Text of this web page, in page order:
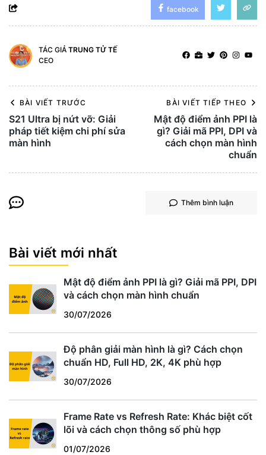
facebook
TÁC GIẢ TRUNG TỬ TẾ
CEO
BÀI VIẾT TRƯỚC
S21 Ultra bị nứt vỡ: Giải
pháp tiết kiệm chi phí sửa
màn hình
BÀI VIẾT TIẾP THEO
Mật độ điểm ảnh PPI là
gì? Giải mã PPI, DPI và
cách chọn màn hình
chuẩn
Thêm bình luận
Bài viết mới nhất
Mật độ điểm ảnh PPI là gì? Giải mã PPI, DPI
và cách chọn màn hình chuẩn
30/07/2026
Độ phân giải màn hình là gì? Cách chọn
chuẩn HD, Full HD, 2K, 4K phù hợp
30/07/2026
Frame Rate vs Refresh Rate: Khác biệt cốt
lõi và cách chọn thông số phù hợp
01/07/2026